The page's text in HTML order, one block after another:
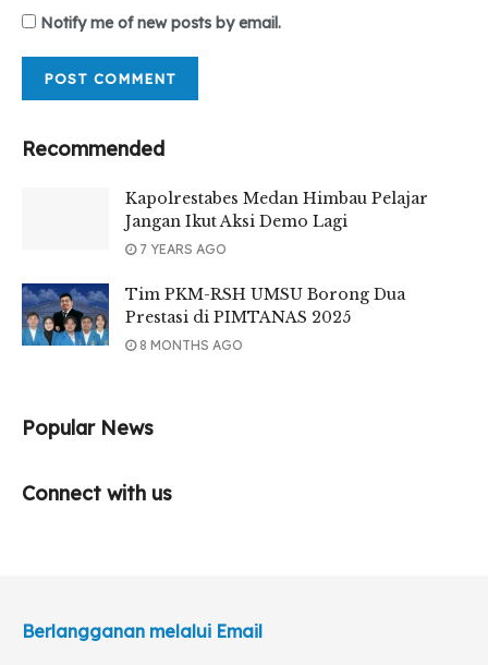
Notify me of new posts by email.
Recommended
Kapolrestabes Medan Himbau Pelajar
Jangan Ikut Aksi Demo Lagi
7 YEARS AGO
Tim PKM-RSH UMSU Borong Dua
Prestasi di PIMTANAS 2025
8 MONTHS AGO
Popular News
Connect with us
Berlangganan melalui Email